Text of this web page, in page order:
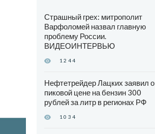
Страшный грех: митрополит
Варфоломей назвал главную
проблему России.
ВИДЕОИНТЕРВЬЮ
1244
Нефтетрейдер Лацких заявил о
пиковой цене на бензин 300
рублей за литр в регионах РФ
1034